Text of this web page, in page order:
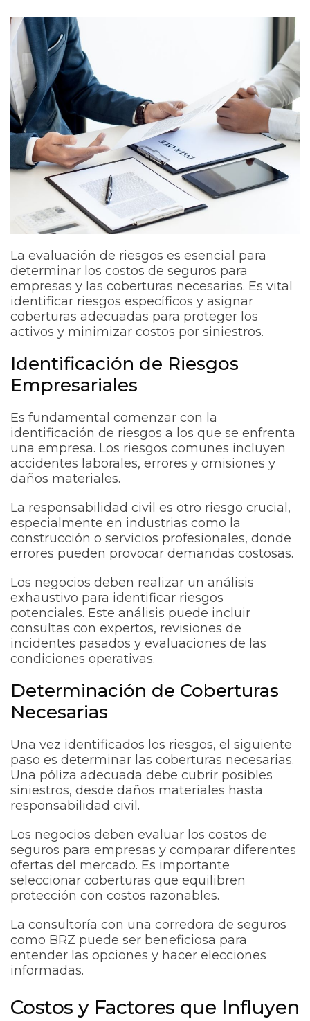
La evaluación de riesgos es esencial para
determinar los costos de seguros para
empresas y las coberturas necesarias. Es vital
identificar riesgos específicos y asignar
coberturas adecuadas para proteger los
activos y minimizar costos por siniestros.
Identificación de Riesgos
Empresariales
Es fundamental comenzar con la
identificación de riesgos a los que se enfrenta
una empresa. Los riesgos comunes incluyen
accidentes laborales, errores y omisiones y
daños materiales.
La responsabilidad civil es otro riesgo crucial,
especialmente en industrias como la
construcción o servicios profesionales, donde
errores pueden provocar demandas costosas.
Los negocios deben realizar un análisis
exhaustivo para identificar riesgos
potenciales. Este análisis puede incluir
consultas con expertos, revisiones de
incidentes pasados y evaluaciones de las
condiciones operativas.
Determinación de Coberturas
Necesarias
Una vez identificados los riesgos, el siguiente
paso es determinar las coberturas necesarias.
Una póliza adecuada debe cubrir posibles
siniestros, desde daños materiales hasta
responsabilidad civil.
Los negocios deben evaluar los costos de
seguros para empresas y comparar diferentes
ofertas del mercado. Es importante
seleccionar coberturas que equilibren
protección con costos razonables.
La consultoría con una corredora de seguros
como BRZ puede ser beneficiosa para
entender las opciones y hacer elecciones
informadas.
Costos y Factores que Influyen